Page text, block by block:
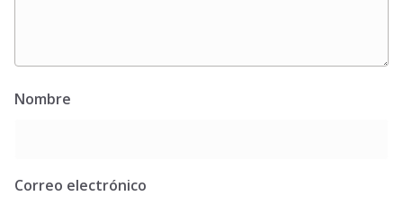
Nombre
Correo electrónico